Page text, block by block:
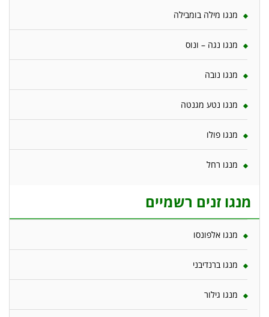
מנגו מילה בומבילה
מנגו נגה – ונוס
מנגו נובה
מנגו נטע מגנטה
מנגו פולו
מנגו רחל
מנגו זנים רשמיים
מנגו אלפונסו
מנגו ברנדיבני
מנגו גילור